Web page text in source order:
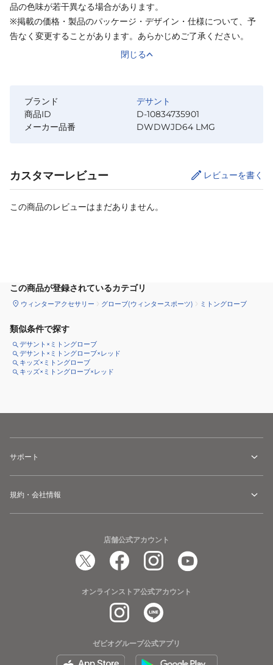
品の色味が若干異なる場合があります。
※掲載の価格・製品のパッケージ・デザイン・仕様について、予
告なく変更することがあります。あらかじめご了承ください。
閉じる
ブランド
デサント
商品ID
D-10834735901
メーカー品番
DWDWJD64 LMG
カスタマーレビュー レビューを書く
この商品のレビューはまだありません。
この商品が登録されているカテゴリ
ウィンターアクセサリー グローブ(ウィンタースポーツ) ミトングローブ
類似条件で探す
デサント×ミトングローブ
デサント×ミトングローブ×レッド
キッズ×ミトングローブ
キッズ×ミトングローブ×レッド
サポート
規約・会社情報
店舗公式アカウント
オンラインストア公式アカウント
ゼビオグループ公式アプリ